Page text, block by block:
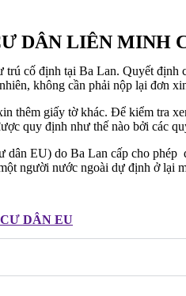
DÂN LIÊN MINH
cố định tại Ba Lan. Quyết
không cần phải nộp lại đơn
thêm giấy tờ khác. Để kiểm tra
quy định như thế nào bởi các
EU) do Ba Lan cấp cho
người nước ngoài dự định ở lại
DÂN EU